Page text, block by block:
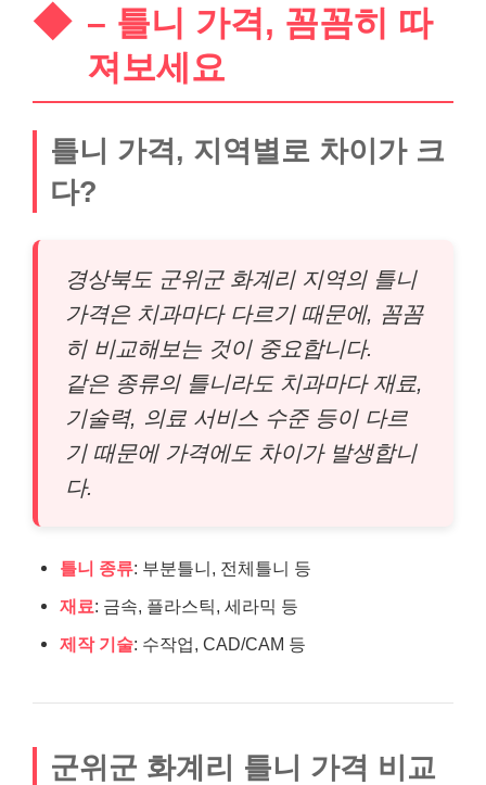
– 틀니 가격, 꼼꼼히 따
져보세요
틀니 가격, 지역별로 차이가 크
다?
경상북도 군위군 화계리 지역의 틀니
가격은 치과마다 다르기 때문에, 꼼꼼
히 비교해보는 것이 중요합니다.
같은 종류의 틀니라도 치과마다 재료,
기술력, 의료 서비스 수준 등이 다르
기 때문에 가격에도 차이가 발생합니
다.
틀니 종류: 부분틀니, 전체틀니 등
재료: 금속, 플라스틱, 세라믹 등
제작 기술: 수작업, CAD/CAM 등
군위군 화계리 틀니 가격 비교